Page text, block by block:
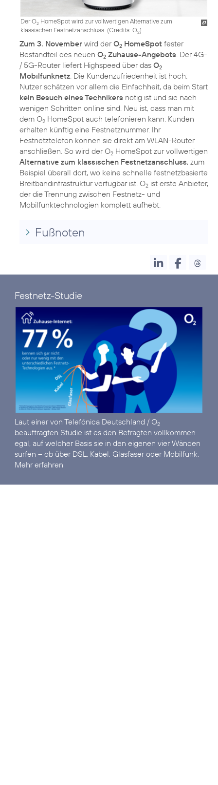
Der O2 HomeSpot wird zur vollwertigen Alternative zum
klassischen Festnetzanschluss. (Credits: O2)
Zum 3. November wird derO2 HomeSpot fester
Bestandteil des neuen O2 Zuhause-Angebots . Der 4G-
/ 5G-Router liefert Highspeed über das O2
Mobilfunknetz . Die Kundenzufriedenheit ist hoch:
Nutzer schätzen vor allem die Einfachheit, da beim Start
kein Besuch eines Technikers nötig ist und sie nach
wenigen Schritten online sind. Neu ist, dass man mit
dem O2 HomeSpot auch telefonieren kann: Kunden
erhalten künftig eine Festnetznummer. Ihr
Festnetztelefon können sie direkt am WLAN-Router
anschließen. So wird der O2 HomeSpot zur vollwertigen
Alternative zum klassischen Festnetzanschluss, zum
Beispiel überall dort, wo keine schnelle festnetzbasierte
Breitbandinfrastruktur verfügbar ist. O2 ist erste Anbieter,
der die Trennung zwischen Festnetz- und
Fußnoten
Festnetz-Studie
Laut einer von Telefónica Deutschland / O2
beauftragten Studie ist es den Befragten vollkommen
egal, auf welcher Basis sie in den eigenen vier Wänden
Mehr erfahren